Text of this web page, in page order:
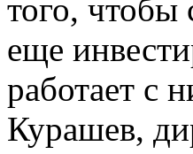
того, чтобы
еще
работает с
Курашев,